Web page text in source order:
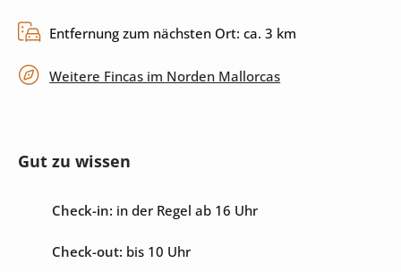
Unterhaltung
Internet
Entfernung zum nächsten Ort: ca. 3 km
Weitere Fincas im Norden Mallorcas
Gut zu wissen
Check-in: in der Regel ab 16 Uhr
Check-out: bis 10 Uhr